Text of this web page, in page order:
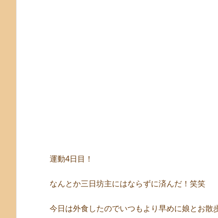
運動4日目！
なんとか三日坊主にはならずに済んだ！笑笑
今日は外食したのでいつもより早めに娘とお散